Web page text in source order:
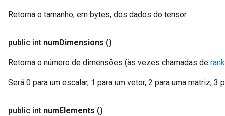
Retorna o tamanho, em bytes, dos dados do tensor.
public int numDimensions ()
Retorna o número de dimensões (às vezes chamadas de rank
Será 0 para um escalar, 1 para um vetor, 2 para uma matriz,
public int numElements ()